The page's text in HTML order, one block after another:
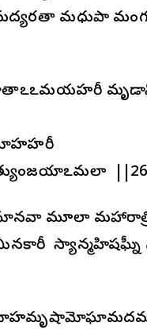
మధుపా
మూలా